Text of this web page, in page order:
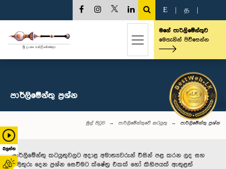
බලන්න
E த
මගේ පාර්ලිමේන්තුව
මෙතැනින් පිවිසෙන්න
පාර්ලි‌මේන්තු‌ ප්‍රශ්න
මුල් පිටුව පාර්ලිමේන්තුවේ කටයුතු පාර්ලි‌මේන්තු‌ ප්‍රශ්න
පාර්ලිමේන්තු කටයුතුවලට අදාළ අමාත්‍යවරුන් විසින් පළ කරන ලද සහ
පිළිතුරු දෙන ප්‍රශ්න සෙවීමට ක්ෂේත්‍ර එකක් හෝ කිහිපයක් ඇතුළත්